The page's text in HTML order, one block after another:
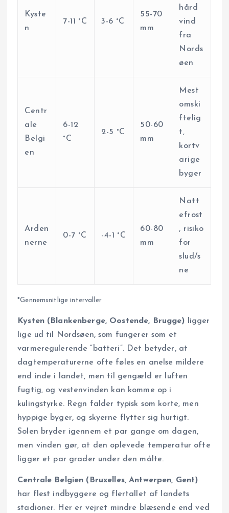
Kyste
n
7-11 °C 3-6 °C
55-70
mm
hård
vind
fra
Nords
øen
Centr
ale
Belgi
en
6-12
°C
2-5 °C
50-60
mm
Mest
omski
ftelig
t,
kortv
arige
byger
Arden
nerne
0-7 °C -4-1 °C
60-80
mm
Natt
efrost
, risiko
for
slud/s
ne
*Gennemsnitlige intervaller
Kysten (Blankenberge, Oostende, Brugge) ligger
lige ud til Nordsøen, som fungerer som et
varmeregulerende “batteri”. Det betyder, at
dagtemperaturerne ofte føles en anelse mildere
end inde i landet, men til gengæld er luften
fugtig, og vestenvinden kan komme op i
kulingstyrke. Regn falder typisk som korte, men
hyppige byger, og skyerne flytter sig hurtigt.
Solen bryder igennem et par gange om dagen,
men vinden gør, at den oplevede temperatur ofte
ligger et par grader under den målte.
Centrale Belgien (Bruxelles, Antwerpen, Gent)
har flest indbyggere og flertallet af landets
stadioner. Her er vejret mindre blæsende end ved